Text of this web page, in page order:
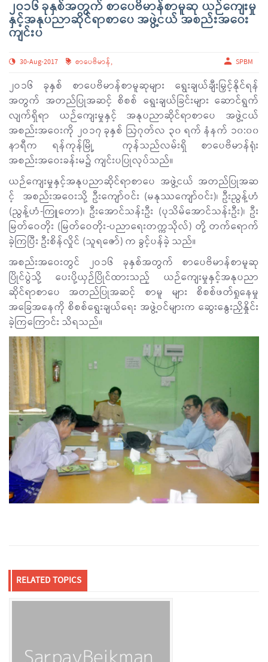
၂၀၁၆ ခုနှစ်အတွက် စာပေဗိမာန်စာမူဆု ယဉ်ကျေးမှု
နှင့်အနုပညာဆိုင်ရာစာပေ အဖွဲ့ငယ် အစည်းအဝေး
ကျင်းပ
30-Aug-2017 စာပေဗိမာန်, SPBM
၂ဝ၁၆ ခုနှစ် စာပေဗိမာန်စာမူဆုများ ရွေးချယ်ချီးမြှင့်နိုင်ရန်
အတွက် အတည်ပြုအဆင့် စိစစ် ရွေးချယ်ခြင်းများ ဆောင်ရွက်
လျက်ရှိရာ ယဉ်ကျေးမှုနှင့် အနုပညာဆိုင်ရာစာပေ အဖွဲ့ငယ်
အစည်းအဝေးကို ၂ဝ၁၇ ခုနှစ် ဩဂုတ်လ ၃၀ ရက် နံနက် ၁၀:၀၀
နာရီက ရန်ကုန်မြို့ ကုန်သည်လမ်းရှိ စာပေဗိမာန်ရုံး
အစည်းအဝေးခန်းမ၌ ကျင်းပပြုလုပ်သည်။
ယဉ်ကျေးမှုနှင့်အနုပညာဆိုင်ရာစာပေ အဖွဲ့ငယ် အတည်ပြုအဆ
င့် အစည်းအဝေးသို့ ဦးကျော်ဝင်း (မနုဿကျော်ဝင်း)၊ ဦးညွန့်ဟံ
(ညွန့်ဟံ-ကြူတော)၊ ဦးအောင်သန်းဦး (ပုသိမ်အောင်သန်းဦး)၊ ဦး
မြတ်ဝေတိုး (မြတ်ဝေတိုး-ပညာရေးတက္ကသိုလ်) တို့ တက်ရောက်
ခဲ့ကြပြီး ဦးစိန်လှိုင် (သူရဇော်) က ခွင့်ပန်ခဲ့ သည်။
အစည်းအဝေးတွင် ၂ဝ၁၆ ခုနှစ်အတွက် စာပေဗိမာန်စာမူဆု
ပြိုင်ပွဲသို့ ပေးပို့ယှဉ်ပြိုင်ထားသည့် ယဉ်ကျေးမှုနှင့်အနုပညာ
ဆိုင်ရာစာပေ အတည်ပြုအဆင့် စာမူ များ စိစစ်ဖတ်ရှုနေမှု
အခြေအနေကို စိစစ်ရွေးချယ်ရေး အဖွဲ့ဝင်များက ဆွေးနွေးညှိနှိုင်း
ခဲ့ကြကြောင်း သိရသည်။
RELATED TOPICS